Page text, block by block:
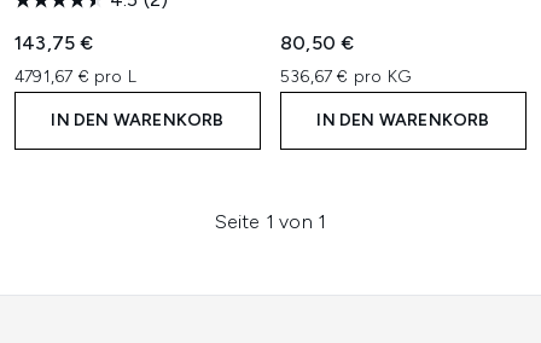
143,75 €
4791,67 € pro L
IN DEN WARENKORB
80,50 €
536,67 € pro KG
IN DEN WARENKORB
Seite 1 von 1